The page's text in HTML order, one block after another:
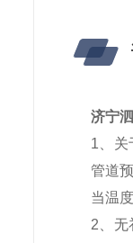
济宁
1、关
管道
当温
2、无